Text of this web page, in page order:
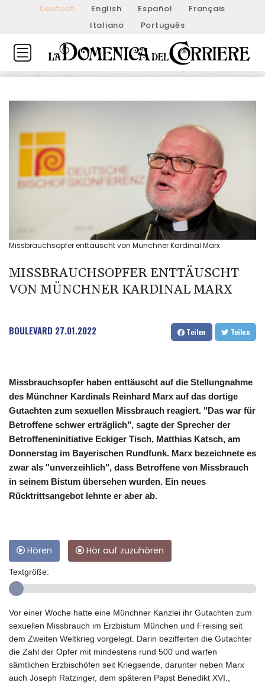
Deutsch English Español
Français
Italiano
Português
Missbrauchsopfer enttäuscht von Münchner Kardinal Marx
MISSBRAUCHSOPFER ENTTÄUSCHT
VON MÜNCHNER KARDINAL MARX
BOULEVARD 27.01.2022 Teilen Teilen
Missbrauchsopfer haben enttäuscht auf die Stellungnahme
des Münchner Kardinals Reinhard Marx auf das dortige
Gutachten zum sexuellen Missbrauch reagiert. "Das war für
Betroffene schwer erträglich", sagte der Sprecher der
Betroffeneninitiative Eckiger Tisch, Matthias Katsch, am
Donnerstag im Bayerischen Rundfunk. Marx bezeichnete es
zwar als "unverzeihlich", dass Betroffene von Missbrauch
in seinem Bistum übersehen wurden. Ein neues
Rücktrittsangebot lehnte er aber ab.
Hören Hör auf zuzuhören
Textgröße:
Vor einer Woche hatte eine Münchner Kanzlei ihr Gutachten zum
sexuellen Missbrauch im Erzbistum München und Freising seit
dem Zweiten Weltkrieg vorgelegt. Darin bezifferten die Gutachter
die Zahl der Opfer mit mindestens rund 500 und warfen
sämtlichen Erzbischöfen seit Kriegsende, darunter neben Marx
auch Joseph Ratzinger, dem späteren Papst Benedikt XVI.,